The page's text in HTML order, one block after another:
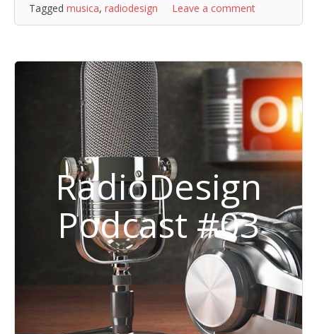
Tagged musica, radiodesign Leave a comment
RadioDesign
Podcast #03